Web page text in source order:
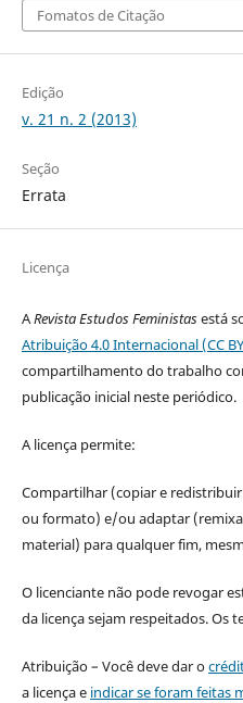
Fomatos de Citação
Edição
v. 21 n. 2 (2013)
Seção
Errata
Licença
ARevista Estudos Feministasestá
Atribuição 4.0 Internacional (CC
compartilhamento do trabalho
publicação inicial neste periódico.
A licença permite:
Compartilhar (copiar e
ou formato) e/ou adaptar
material) para qualquer fim,
O licenciante não pode revogar
da licença sejam respeitados. Os
Atribuição – Você deve dar o
a licença e indicar se foram feitas